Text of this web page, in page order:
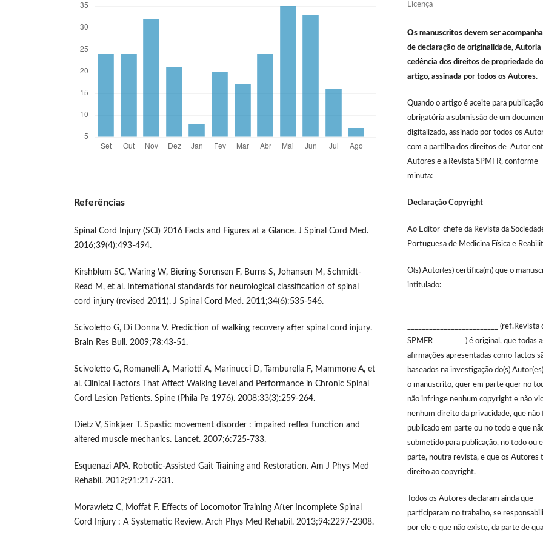
Referências
Spinal Cord Injury (SCI) 2016 Facts and Figures at a Glance. J Spinal Cord Med.
2016;39(4):493-494.
Kirshblum SC, Waring W, Biering-Sorensen F, Burns S, Johansen M, Schmidt-
Read M, et al. International standards for neurological classification of spinal
cord injury (revised 2011). J Spinal Cord Med. 2011;34(6):535-546.
Scivoletto G, Di Donna V. Prediction of walking recovery after spinal cord injury.
Brain Res Bull. 2009;78:43-51.
Scivoletto G, Romanelli A, Mariotti A, Marinucci D, Tamburella F, Mammone A, et
al. Clinical Factors That Affect Walking Level and Performance in Chronic Spinal
Cord Lesion Patients. Spine (Phila Pa 1976). 2008;33(3):259-264.
Dietz V, Sinkjaer T. Spastic movement disorder : impaired reflex function and
altered muscle mechanics. Lancet. 2007;6:725-733.
Esquenazi APA. Robotic-Assisted Gait Training and Restoration. Am J Phys Med
Rehabil. 2012;91:217-231.
Morawietz C, Moffat F. Effects of Locomotor Training After Incomplete Spinal
Cord Injury : A Systematic Review. Arch Phys Med Rehabil. 2013;94:2297-2308.
Licença
Os manuscritos devem ser
de declaração de originalidade, Autoria
cedência dos direitos de propriedade do
artigo, assinada por todos os Autores.
Quando o artigo é aceite para
obrigatória a submissão de um
digitalizado, assinado por todos os
com a partilha dos direitos de Autor
Autores e a Revista SPMFR, conforme
minuta:
Declaração Copyright
Ao Editor-chefe da Revista da
Portuguesa de Medicina Física e
O(s) Autor(es) certifica(m) que o
intitulado:
_________________________ (ref.Revista
SPMFR_________) é original, que todas
afirmações apresentadas como factos
baseados na investigação do(s)
o manuscrito, quer em parte quer no
não infringe nenhum copyright e não
nenhum direito da privacidade, que não
publicado em parte ou no todo e que
submetido para publicação, no todo ou
parte, noutra revista, e que os Autores
direito ao copyright.
Todos os Autores declaram ainda que
participaram no trabalho, se
por ele e que não existe, da parte de